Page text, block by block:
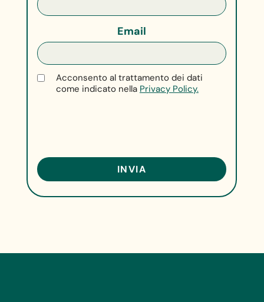
Email
Acconsento al trattamento dei dati
come indicato nella Privacy Policy.